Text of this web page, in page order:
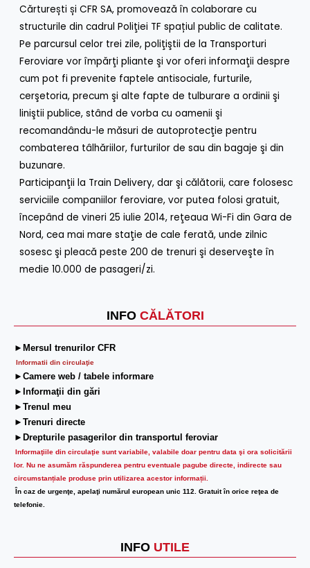
INFO CĂLĂTORI
►Mersul trenurilor CFR
Informatii din circulaţie
►Camere web / tabele informare
►Informaţii din gări
►Trenul meu
►Trenuri directe
►Drepturile pasagerilor din transportul feroviar
Informaţiile din circulaţie sunt variabile, valabile doar pentru data şi ora solicitării
lor. Nu ne asumăm răspunderea pentru eventuale pagube directe, indirecte sau
circumstanțiale produse prin utilizarea acestor informații.
În caz de urgenţe, apelaţi numărul european unic 112. Gratuit în orice reţea de
telefonie.
INFO UTILE
Cărturești și CFR SA, promovează în colaborare cu
structurile din cadrul Poliţiei TF spațiul public de calitate.
Pe parcursul celor trei zile, poliţiştii de la Transporturi
Feroviare vor împărţi pliante şi vor oferi informaţii despre
cum pot fi prevenite faptele antisociale, furturile,
cerşetoria, precum şi alte fapte de tulburare a ordinii şi
liniştii publice, stând de vorba cu oamenii şi
recomandându-le măsuri de autoprotecţie pentru
combaterea tâlhăriilor, furturilor de sau din bagaje şi din
buzunare.
Participanţii la Train Delivery, dar şi călătorii, care folosesc
serviciile companiilor feroviare, vor putea folosi gratuit,
începând de vineri 25 iulie 2014, reţeaua Wi-Fi din Gara de
Nord, cea mai mare staţie de cale ferată, unde zilnic
sosesc şi pleacă peste 200 de trenuri şi deserveşte în
medie 10.000 de pasageri/zi.